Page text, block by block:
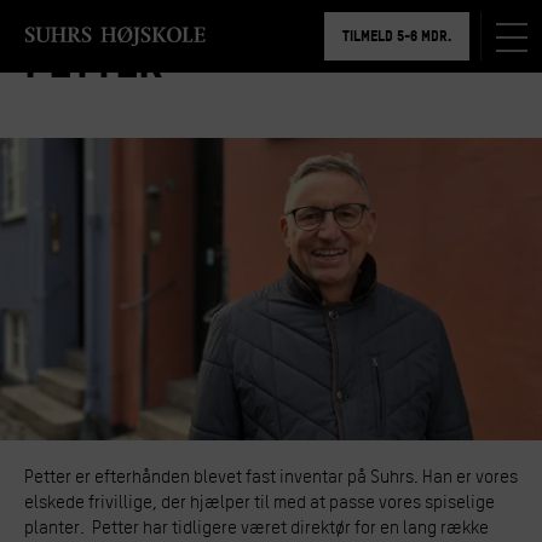
TILMELD 5-6 MDR.
Petter
Petter er efterhånden blevet fast inventar på Suhrs. Han er vores
elskede frivillige, der hjælper til med at passe vores spiselige
planter. Petter har tidligere været direktør for en lang række